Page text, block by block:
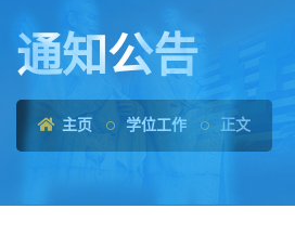
通知公告
主页 学位工作 正文